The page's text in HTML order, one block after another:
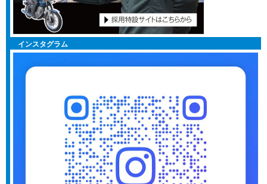
インスタグラム